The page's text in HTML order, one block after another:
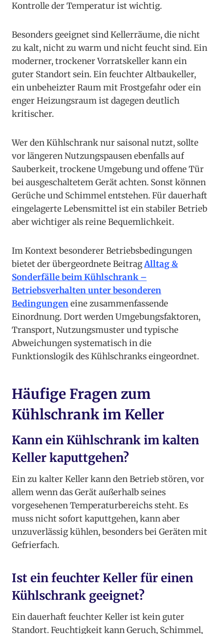
Kontrolle der Temperatur ist wichtig.
Besonders geeignet sind Kellerräume, die nicht
zu kalt, nicht zu warm und nicht feucht sind. Ein
moderner, trockener Vorratskeller kann ein
guter Standort sein. Ein feuchter Altbaukeller,
ein unbeheizter Raum mit Frostgefahr oder ein
enger Heizungsraum ist dagegen deutlich
kritischer.
Wer den Kühlschrank nur saisonal nutzt, sollte
vor längeren Nutzungspausen ebenfalls auf
Sauberkeit, trockene Umgebung und offene Tür
bei ausgeschaltetem Gerät achten. Sonst können
Gerüche und Schimmel entstehen. Für dauerhaft
eingelagerte Lebensmittel ist ein stabiler Betrieb
aber wichtiger als reine Bequemlichkeit.
Im Kontext besonderer Betriebsbedingungen
bietet der übergeordnete BeitragAlltag &
Sonderfälle beim Kühlschrank –
Betriebsverhalten unter besonderen
Bedingungeneine zusammenfassende
Einordnung. Dort werden Umgebungsfaktoren,
Transport, Nutzungsmuster und typische
Abweichungen systematisch in die
Funktionslogik des Kühlschranks eingeordnet.
Häufige Fragen zum
Kühlschrank im Keller
Kann ein Kühlschrank im kalten
Keller kaputtgehen?
Ein zu kalter Keller kann den Betrieb stören, vor
allem wenn das Gerät außerhalb seines
vorgesehenen Temperaturbereichs steht. Es
muss nicht sofort kaputtgehen, kann aber
unzuverlässig kühlen, besonders bei Geräten mit
Gefrierfach.
Ist ein feuchter Keller für einen
Kühlschrank geeignet?
Ein dauerhaft feuchter Keller ist kein guter
Standort. Feuchtigkeit kann Geruch, Schimmel,